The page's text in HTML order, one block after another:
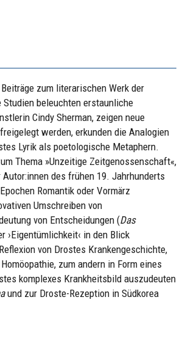
zum literarischen Werk der
beleuchten erstaunliche
Cindy Sherman, zeigen neue
werden, erkunden die Analogien
Lyrik als poetologische Metaphern.
Thema »Unzeitige Zeitgenossenschaft«,
des frühen 19. Jahrhunderts
Romantik oder Vormärz
Umschreiben von
von Entscheidungen (Das
in den Blick
von Drostes Krankengeschichte,
zum andern in Form eines
komplexes Krankheitsbild auszudeuten
und zur Droste-Rezeption in Südkorea